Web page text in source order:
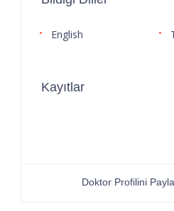
English
Kayıtlar
Doktor Profilini